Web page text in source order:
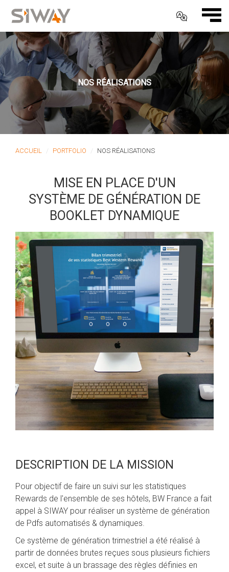
NOS RÉALISATIONS
ACCUEIL PORTFOLIO NOS RÉALISATIONS
MISE EN PLACE D'UN
SYSTÈME DE GÉNÉRATION DE
BOOKLET DYNAMIQUE
DESCRIPTION DE LA MISSION
Pour objectif de faire un suivi sur les statistiques
Rewards de l'ensemble de ses hôtels, BW France a fait
appel à SIWAY pour réaliser un système de génération
de Pdfs automatisés & dynamiques.
Ce système de génération trimestriel a été réalisé à
partir de données brutes reçues sous plusieurs fichiers
excel, et suite à un brassage des règles définies en